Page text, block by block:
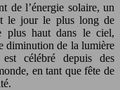
de l’énergie solaire, un
le jour le plus long de
plus haut dans le ciel,
diminution de la lumière
célébré depuis des
en tant que fête de